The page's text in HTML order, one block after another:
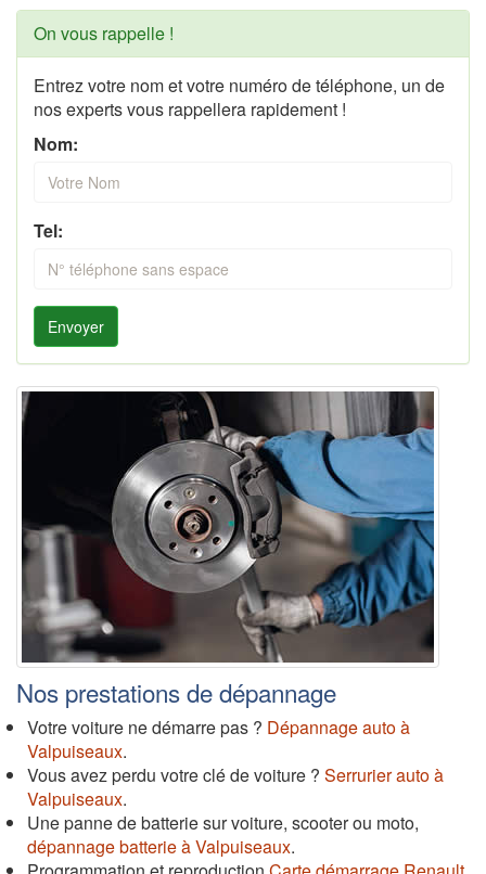
On vous rappelle !
Entrez votre nom et votre numéro de téléphone, un de
nos experts vous rappellera rapidement !
Nom:
Tel:
Envoyer
Nos prestations de dépannage
Votre voiture ne démarre pas ? Dépannage auto à
Valpuiseaux.
Vous avez perdu votre clé de voiture ? Serrurier auto à
Valpuiseaux.
Une panne de batterie sur voiture, scooter ou moto,
dépannage batterie à Valpuiseaux.